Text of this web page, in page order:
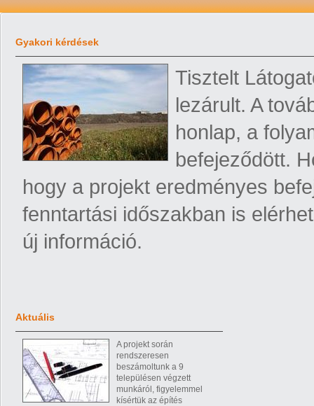
Gyakori kérdések
Tisztelt
lezárult. A
honlap, a
befejeződött.
hogy a projekt eredményes
fenntartási időszakban is
új információ.
Aktuális
A projekt során
rendszeresen
beszámoltunk a 9
településen végzett
munkáról, figyelemmel
kísértük az építés